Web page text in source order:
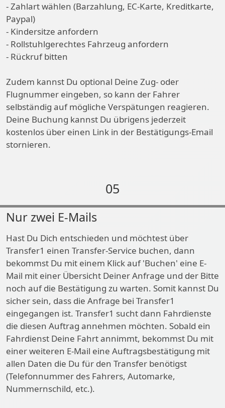
- Zahlart wählen (Barzahlung, EC-Karte, Kreditkarte,
Paypal)
- Kindersitze anfordern
- Rollstuhlgerechtes Fahrzeug anfordern
- Rückruf bitten
Zudem kannst Du optional Deine Zug- oder
Flugnummer eingeben, so kann der Fahrer
selbständig auf mögliche Verspätungen reagieren.
Deine Buchung kannst Du übrigens jederzeit
kostenlos über einen Link in der Bestätigungs-Email
stornieren.
05
Nur zwei E-Mails
Hast Du Dich entschieden und möchtest über
Transfer1 einen Transfer-Service buchen, dann
bekommst Du mit einem Klick auf 'Buchen' eine E-
Mail mit einer Übersicht Deiner Anfrage und der Bitte
noch auf die Bestätigung zu warten. Somit kannst Du
sicher sein, dass die Anfrage bei Transfer1
eingegangen ist. Transfer1 sucht dann Fahrdienste
die diesen Auftrag annehmen möchten. Sobald ein
Fahrdienst Deine Fahrt annimmt, bekommst Du mit
einer weiteren E-Mail eine Auftragsbestätigung mit
allen Daten die Du für den Transfer benötigst
(Telefonnummer des Fahrers, Automarke,
Nummernschild, etc.).